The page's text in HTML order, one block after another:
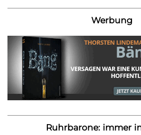
Werbung
Ruhrbarone: immer